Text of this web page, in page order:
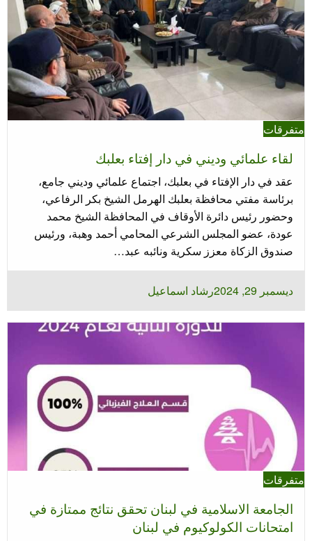
متفرقات
لقاء علمائي وديني في دار إفتاء بعلبك
عقد في دار الإفتاء في بعلبك، اجتماع علمائي وديني جامع،
برئاسة مفتي محافظة بعلبك الهرمل الشيخ بكر الرفاعي،
وحضور رئيس دائرة الأوقاف في المحافظة الشيخ محمد
عودة، عضو المجلس الشرعي المحامي أحمد وهبة، ورئيس
صندوق الزكاة معزز سكرية ونائبه عبد…
نُشر
في
ديسمبر 29, 2024 رشاد اسماعيل
متفرقات
الجامعة الاسلامية في لبنان تحقق نتائج ممتازة في
امتحانات الكولوكيوم في لبنان